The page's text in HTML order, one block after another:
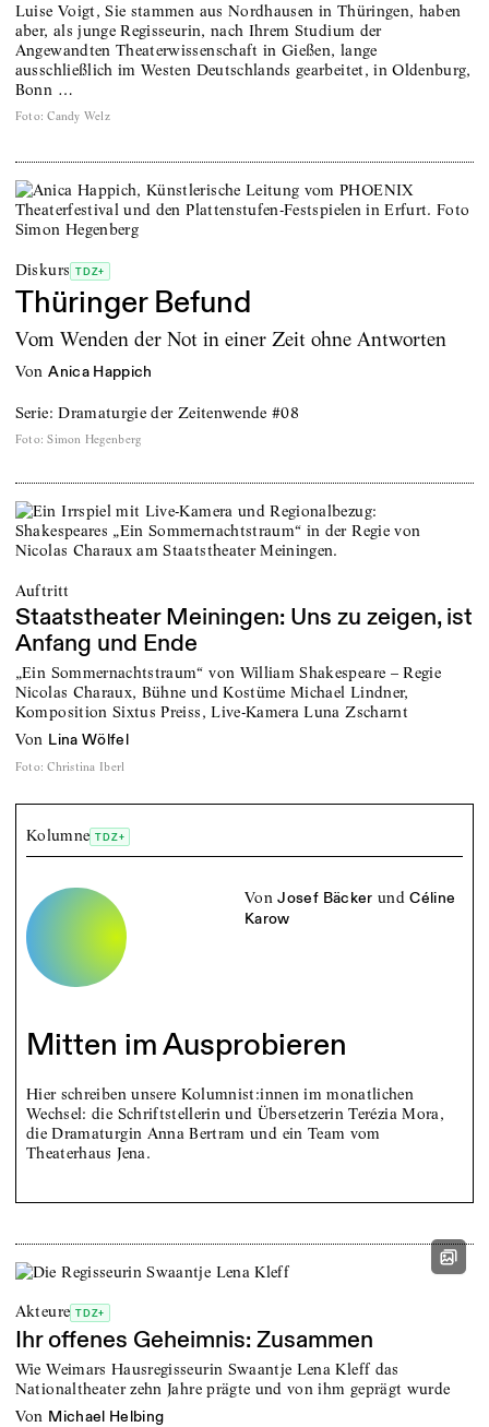
Luise Voigt, Sie stammen aus Nordhausen in Thüringen, haben
aber, als junge Regisseurin, nach Ihrem Studium der
Angewandten Theaterwissenschaft in Gießen, lange
ausschließlich im Westen Deutschlands gearbeitet, in Oldenburg,
Bonn …
Foto: Candy Welz
Diskurs TDZ+
Thüringer Befund
Vom Wenden der Not in einer Zeit ohne Antworten
von Anica Happich
Serie: Dramaturgie der Zeitenwende #08
Foto: Simon Hegenberg
Auftritt
Staatstheater Meiningen: Uns zu zeigen, ist
Anfang und Ende
„Ein Sommernachtstraum“ von William Shakespeare – Regie
Nicolas Charaux, Bühne und Kostüme Michael Lindner,
Komposition Sixtus Preiss, Live-Kamera Luna Zscharnt
von Lina Wölfel
Foto: Christina Iberl
Kolumne TDZ+
von Josef Bäcker und Céline
Karow
Mitten im Ausprobieren
Hier schreiben unsere Kolumnist:innen im monatlichen
Wechsel: die Schriftstellerin und Übersetzerin Terézia Mora,
die Dramaturgin Anna Bertram und ein Team vom
Theaterhaus Jena.
Akteure TDZ+
Ihr offenes Geheimnis: Zusammen
Wie Weimars Hausregisseurin Swaantje Lena Kleff das
Nationaltheater zehn Jahre prägte und von ihm geprägt wurde
von Michael Helbing